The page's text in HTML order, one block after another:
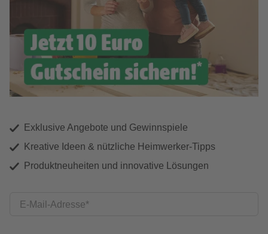
Exklusive Angebote und Gewinnspiele
Kreative Ideen & nützliche Heimwerker-Tipps
Produktneuheiten und innovative Lösungen
E-Mail-Adresse